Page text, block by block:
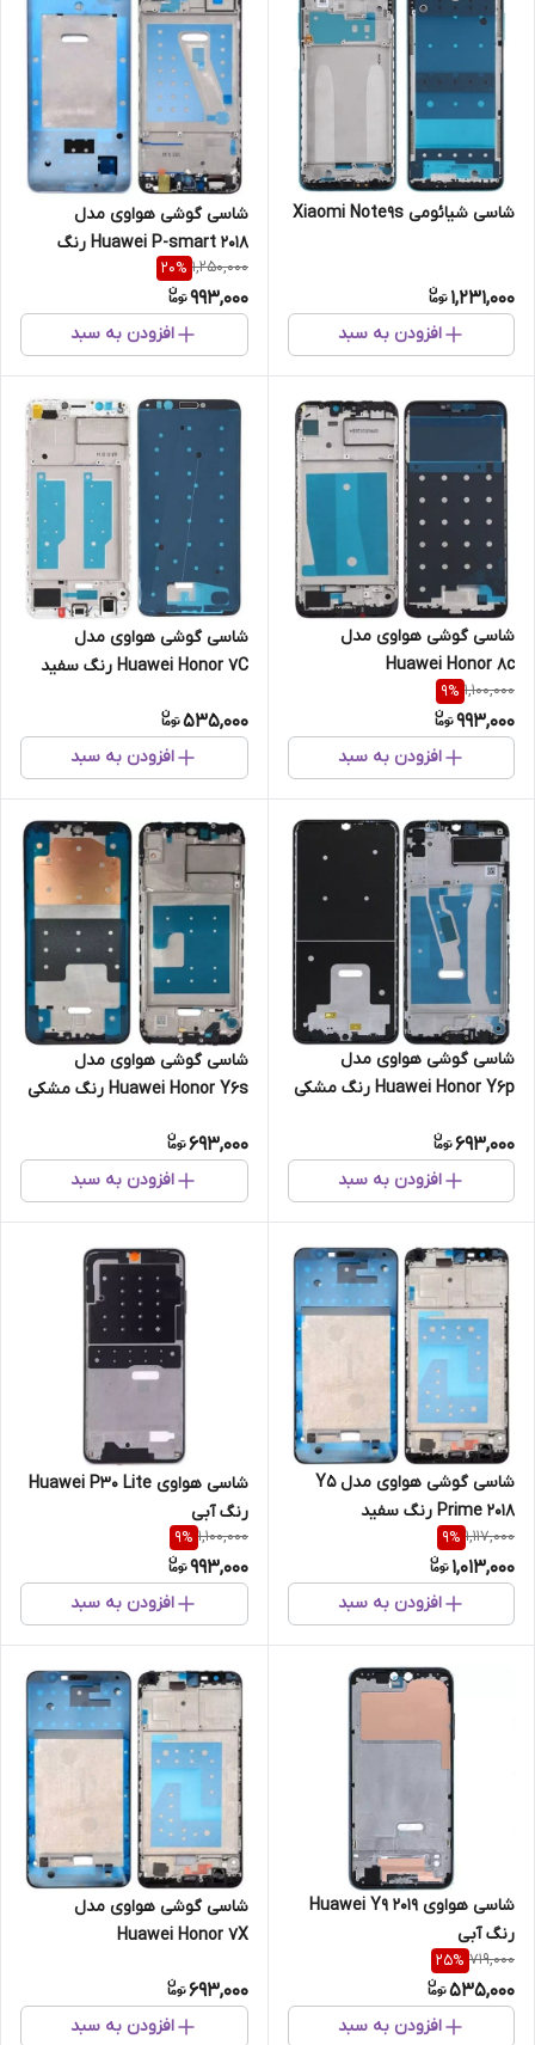
شاسی شیائومی Xiaomi Note9s
1,231,000
افزودن به سبد
شاسی گوشی هواوی مدل
Huawei P-smart 2018 رنگ
مشکی
1,250,000
20%
993,000
افزودن به سبد
شاسی گوشی هواوی مدل
Huawei Honor 8c
1,100,000
9%
993,000
افزودن به سبد
شاسی گوشی هواوی مدل
Huawei Honor 7C رنگ سفید
535,000
افزودن به سبد
شاسی گوشی هواوی مدل
Huawei Honor Y6p رنگ مشکی
693,000
افزودن به سبد
شاسی گوشی هواوی مدل
Huawei Honor Y6s رنگ مشکی
693,000
افزودن به سبد
شاسی گوشی هواوی مدل Y5
Prime 2018 رنگ سفید
1,117,000
9%
1,013,000
افزودن به سبد
شاسی هواوی Huawei P30 Lite
رنگ آبی
1,100,000
9%
993,000
افزودن به سبد
شاسی هواوی Huawei Y9 2019
رنگ آبی
719,000
25%
535,000
افزودن به سبد
شاسی گوشی هواوی مدل
Huawei Honor 7X
693,000
افزودن به سبد